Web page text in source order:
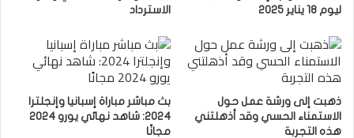
ليوم 18 يناير 2025
الاسترداد
ذهبت إلى ورشة عمل حول
الاستمناء الحسي وقد أذهلتني
هذه التجربة
بث مباشر مباراة إسبانيا وإنجلترا
2024: شاهد نهائي يورو 2024
مجانًا